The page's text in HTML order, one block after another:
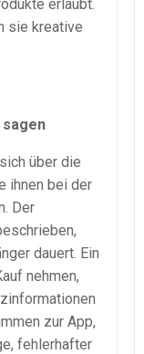
erlaubt.
sie kreative
sagen
über die
ihnen bei der
Der
dauert. Ein
nehmen,
zur App,
fehlerhafter